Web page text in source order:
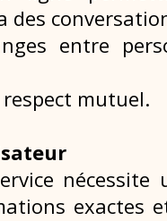
entre
mutuel.
nécessite
exactes